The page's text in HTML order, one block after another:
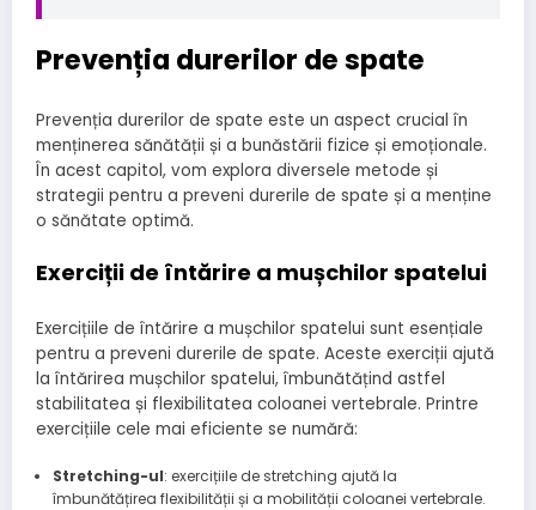
Prevenția durerilor de spate
Prevenția durerilor de spate este un aspect crucial în
menținerea sănătății și a bunăstării fizice și emoționale.
În acest capitol, vom explora diversele metode și
strategii pentru a preveni durerile de spate și a menține
o sănătate optimă.
Exerciții de întărire a mușchilor spatelui
Exercițiile de întărire a mușchilor spatelui sunt esențiale
pentru a preveni durerile de spate. Aceste exerciții ajută
la întărirea mușchilor spatelui, îmbunătățind astfel
stabilitatea și flexibilitatea coloanei vertebrale. Printre
exercițiile cele mai eficiente se numără:
Stretching-ul: exercițiile de stretching ajută la
îmbunătățirea flexibilității și a mobilității coloanei vertebrale.